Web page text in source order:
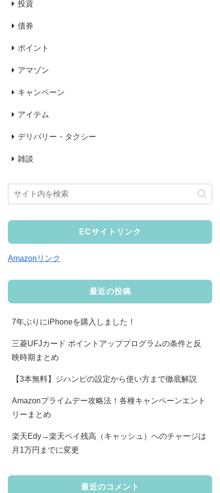
投資
債券
ポイント
アマゾン
キャンペーン
アイテム
デリバリー・タクシー
雑談
ECサイトリンク
Amazonリンク
最近の投稿
7年ぶりにiPhoneを購入しました！
三菱UFJカード ポイントアッププログラムの条件と反
映時期まとめ
【3本無料】ジハンピの設定から使い方まで徹底解説
Amazonプライムデー攻略法！各種キャンペーンエント
リーまとめ
楽天Edy→楽天ペイ残高（キャッシュ）へのチャージは
月1万円までに変更
最近のコメント